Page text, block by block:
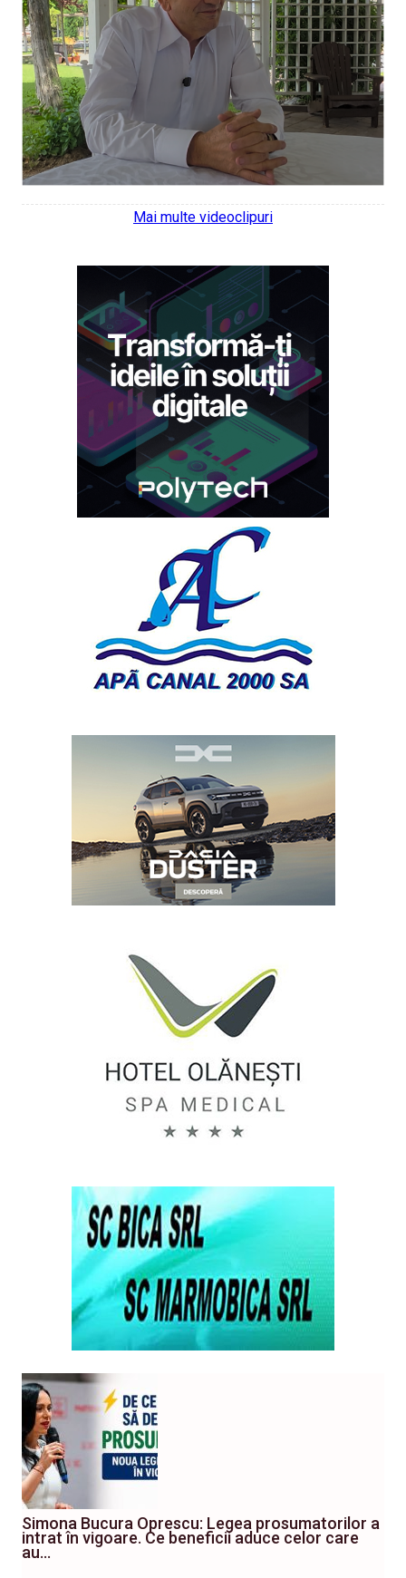
Mai multe videoclipuri
Simona Bucura Oprescu: Legea prosumatorilor a
intrat în vigoare. Ce beneficii aduce celor care
au…